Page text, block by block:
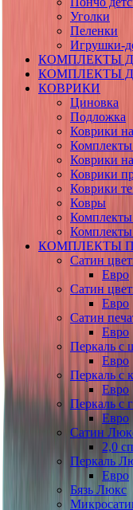
Уголки
Пеленки
Игрушки-
КОМПЛЕКТЫ
КОМПЛЕКТЫ
КОВРИКИ
Циновка
Подложка
Коврики
Комплекты
Коврики
Коврики
Коврики
Ковры
Комплекты
Комплекты
КОМПЛЕКТЫ
Сатин
Евро
Сатин
Евро
Сатин
Евро
Перкаль с
Евро
Перкаль с
Евро
Перкаль с
Евро
Сатин
2,0
Перкаль
Евро
Бязь Люкс